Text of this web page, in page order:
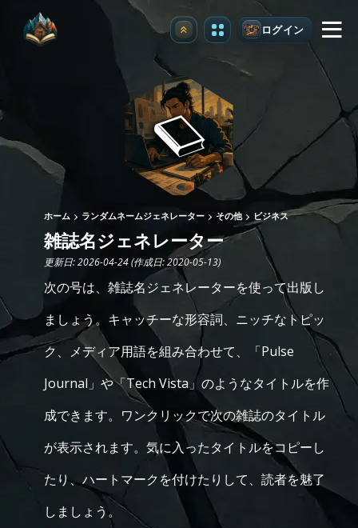
アップグレード ログイン
ホーム ランダムネームジェネレーター その他 ビジネス
雑誌名ジェネレーター
更新日: 2026-04-24 (作成日: 2020-05-13)
次の号は、雑誌名ジェネレーターを使って出版し
ましょう。キャッチーな形容詞、ニッチなトピッ
ク、メディア用語を組み合わせて、「Pulse
Journal」や「Tech Vista」のようなタイトルを作
成できます。ワンクリックで次の雑誌のタイトル
が表示されます。気に入ったタイトルをコピーし
たり、ハートマークを付けたりして、読者を魅了
しましょう。